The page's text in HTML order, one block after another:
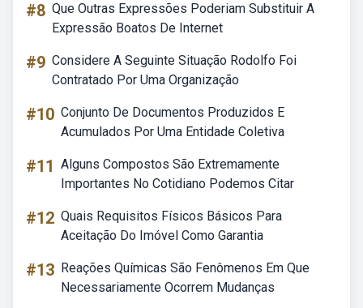
#8 Que Outras Expressões Poderiam Substituir A
Expressão Boatos De Internet
#9 Considere A Seguinte Situação Rodolfo Foi
Contratado Por Uma Organização
#10 Conjunto De Documentos Produzidos E
Acumulados Por Uma Entidade Coletiva
#11 Alguns Compostos São Extremamente
Importantes No Cotidiano Podemos Citar
#12 Quais Requisitos Físicos Básicos Para
Aceitação Do Imóvel Como Garantia
#13 Reações Químicas São Fenômenos Em Que
Necessariamente Ocorrem Mudanças